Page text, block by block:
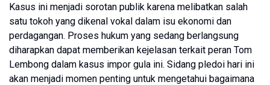
Kasus ini menjadi sorotan publik karena melibatkan salah
satu tokoh yang dikenal vokal dalam isu ekonomi dan
perdagangan. Proses hukum yang sedang berlangsung
diharapkan dapat memberikan kejelasan terkait peran Tom
Lembong dalam kasus impor gula ini. Sidang pledoi hari ini
akan menjadi momen penting untuk mengetahui bagaimana